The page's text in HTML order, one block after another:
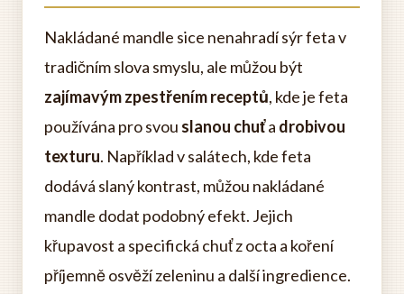
Nakládané mandle sice nenahradí sýr feta v
tradičním slova smyslu, ale můžou být
zajímavým zpestřením receptů, kde je feta
používána pro svou slanou chuťa drobivou
texturu. Například v salátech, kde feta
dodává slaný kontrast, můžou nakládané
mandle dodat podobný efekt. Jejich
křupavost a specifická chuť z octa a koření
příjemně osvěží zeleninu a další ingredience.